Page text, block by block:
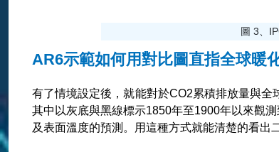
圖 3、
AR6示範如何用對比圖直指全球暖
有了情境設定後，就能對於CO2累積排放量與
其中以灰底與黑線標示1850年至1900年以來觀
及表面溫度的預測。用這種方式就能清楚的看出